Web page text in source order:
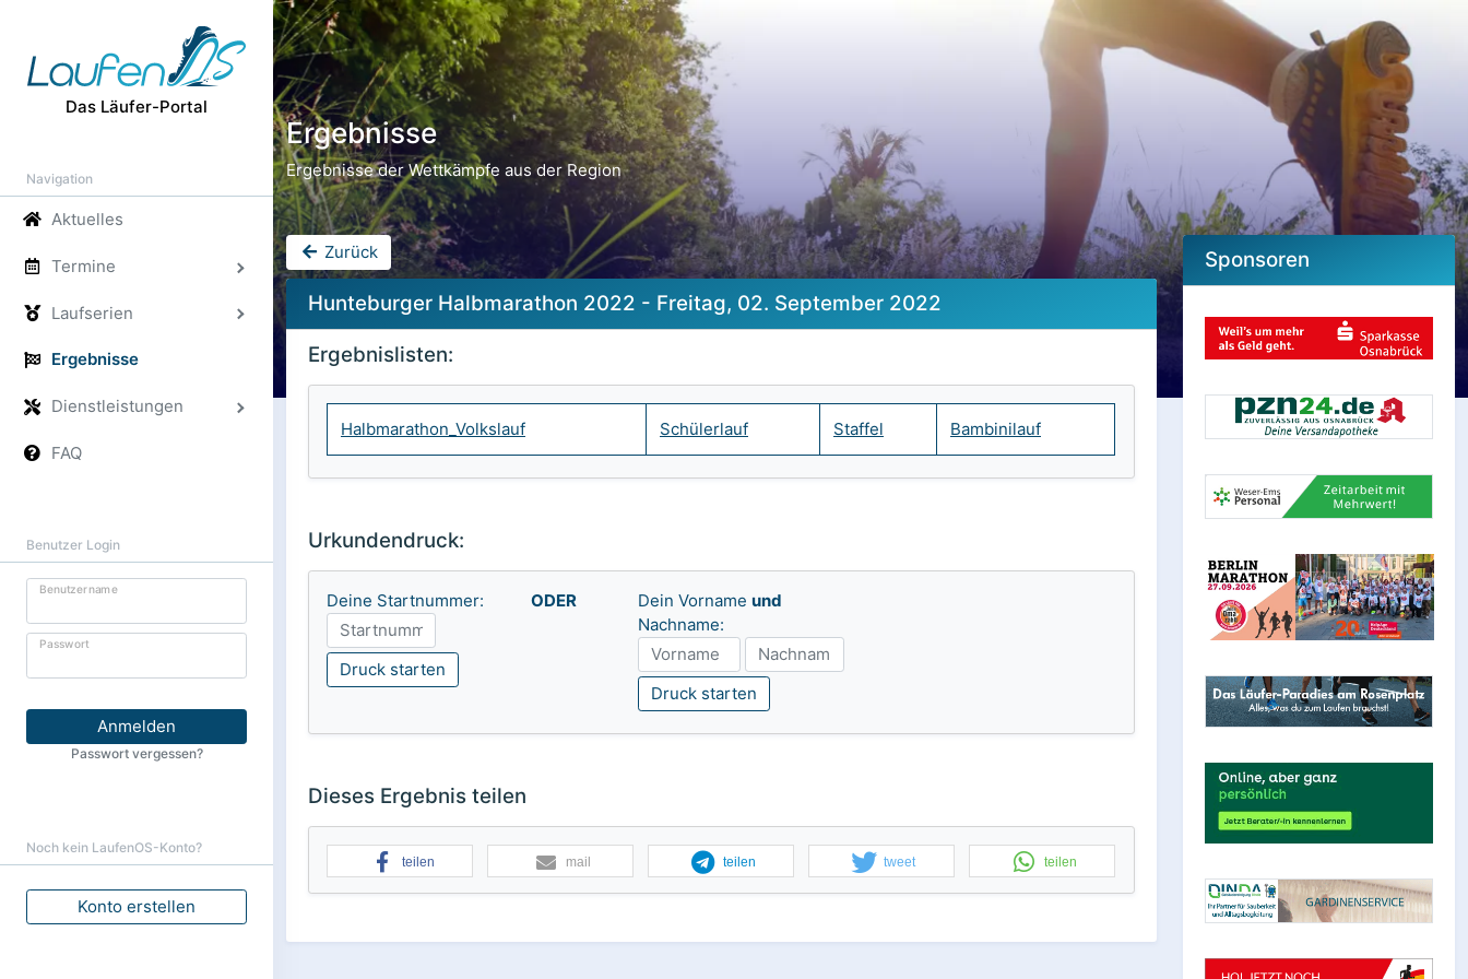
Das Läufer-Portal
Navigation
Aktuelles
Termine
Laufserien
Ergebnisse
Dienstleistungen
FAQ
Benutzer Login
Benutzername
Passwort
Anmelden
Passwort vergessen?
Noch kein LaufenOS-Konto?
Konto erstellen
Ergebnisse
Ergebnisse der Wettkämpfe aus der Region
Zurück
Hunteburger Halbmarathon 2022 - Freitag, 02. September 2022
Ergebnislisten:
Halbmarathon_Volkslauf Schülerlauf Staffel Bambinilauf
Urkundendruck:
Deine Startnummer:
Druck starten
ODER Dein Vorname und
Nachname:
Druck starten
Dieses Ergebnis teilen
teilen mail teilen tweet teilen
Sponsoren